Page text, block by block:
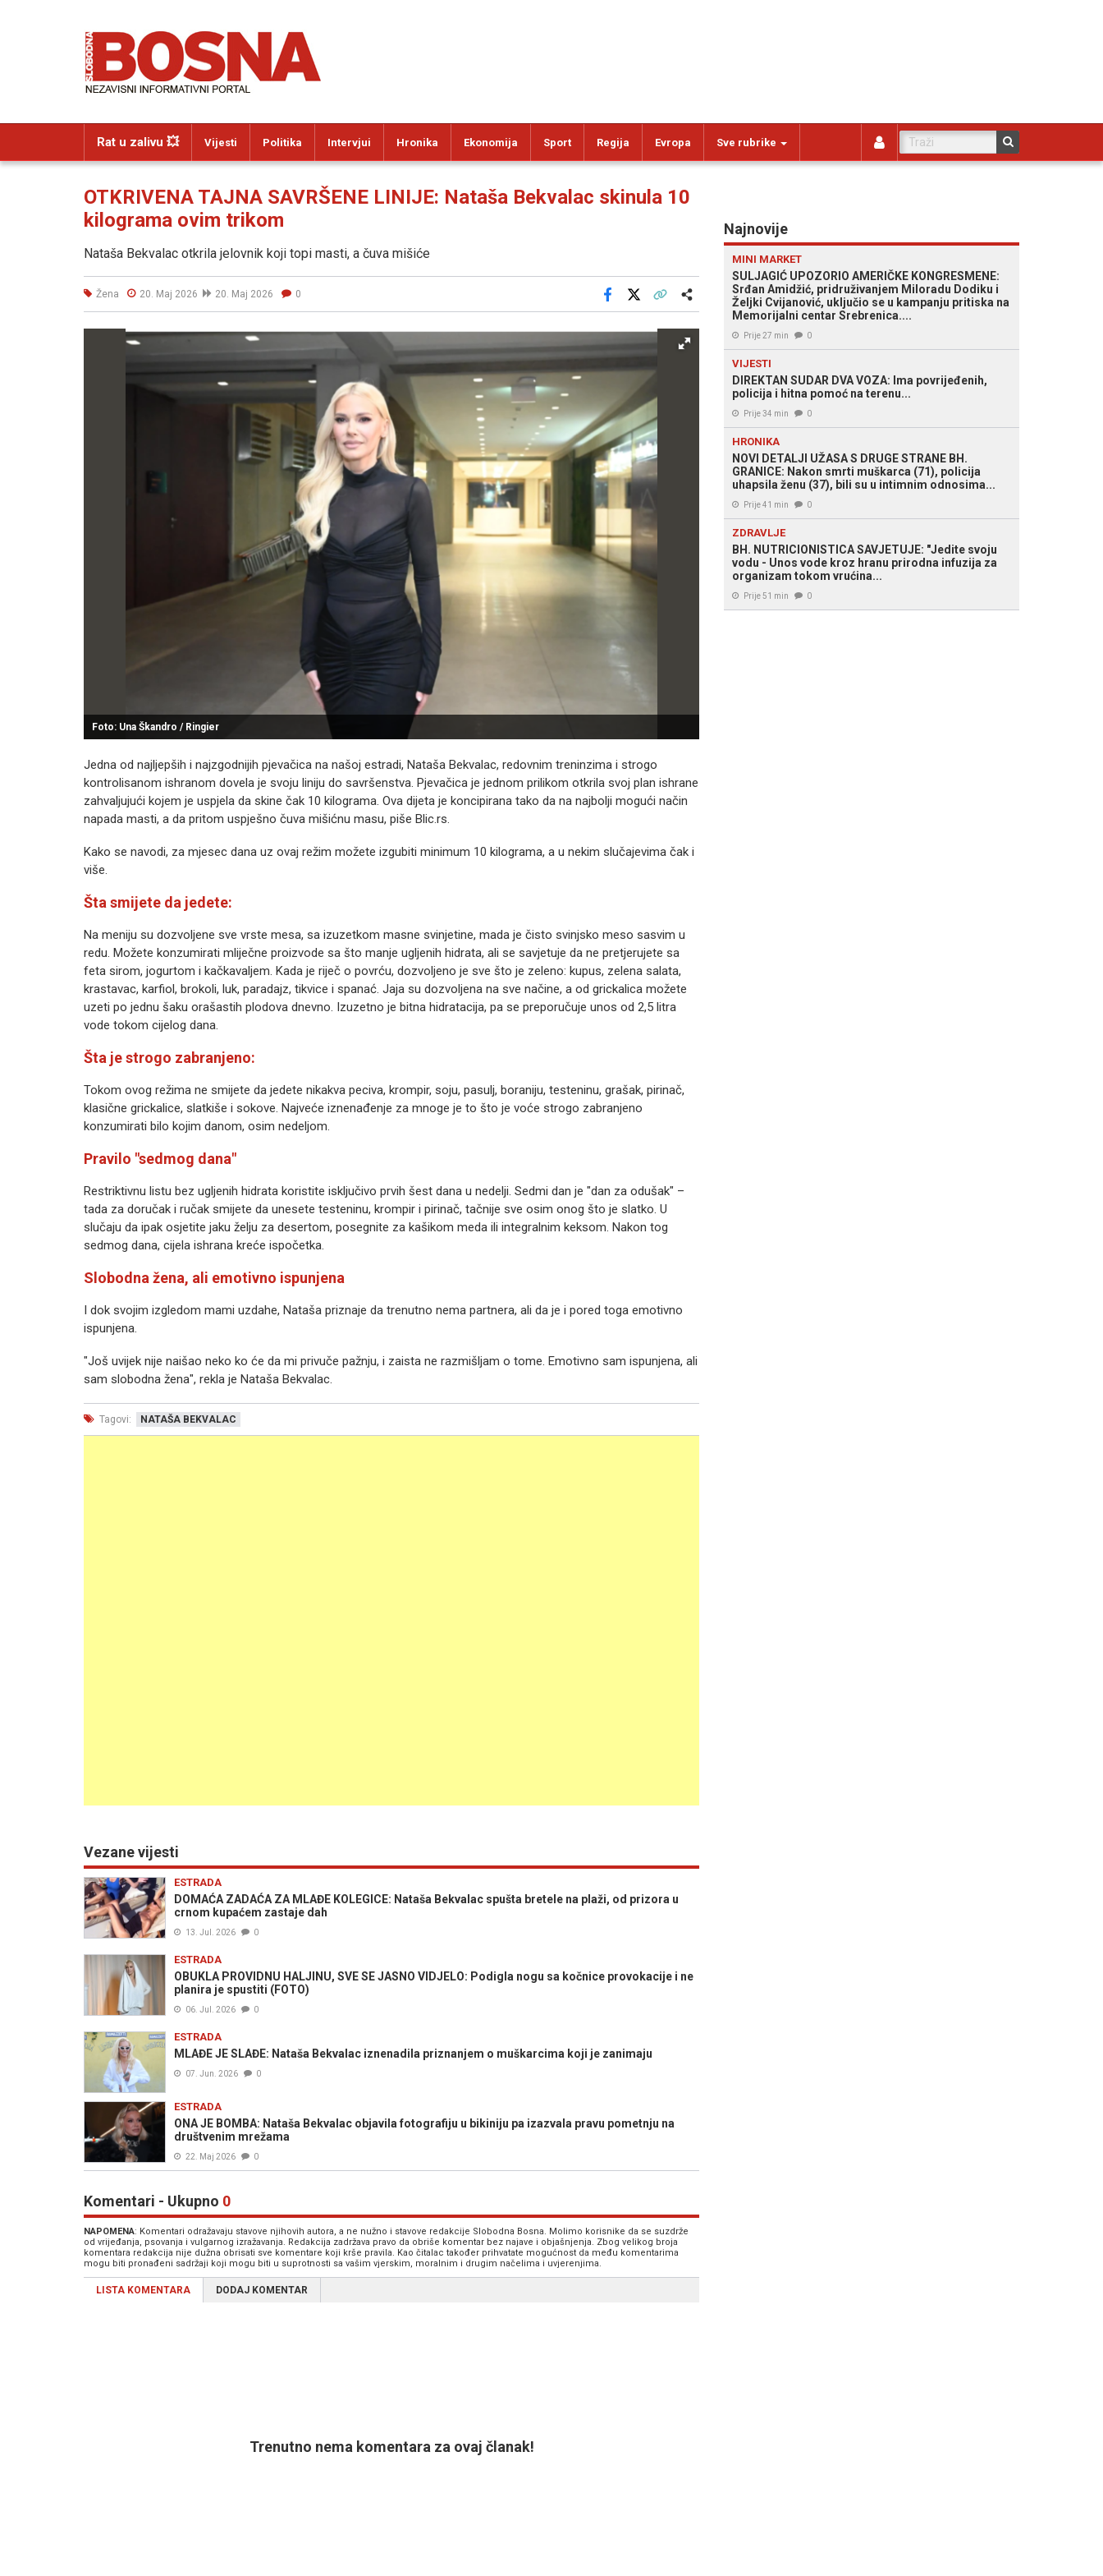
Rat u zalivu 💥 Vijesti Politika Intervjui Hronika Ekonomija Sport Regija Evropa Sve rubrike
OTKRIVENA TAJNA SAVRŠENE LINIJE: Nataša Bekvalac skinula 10
kilograma ovim trikom
Nataša Bekvalac otkrila jelovnik koji topi masti, a čuva mišiće
Žena 20. Maj 2026 20. Maj 2026 0
Facebook
Foto: Una Škandro / Ringier
Jedna od najljepših i najzgodnijih pjevačica na našoj estradi, Nataša Bekvalac, redovnim treninzima i strogo
kontrolisanom ishranom dovela je svoju liniju do savršenstva. Pjevačica je jednom prilikom otkrila svoj plan ishrane
zahvaljujući kojem je uspjela da skine čak 10 kilograma. Ova dijeta je koncipirana tako da na najbolji mogući način
napada masti, a da pritom uspješno čuva mišićnu masu, piše Blic.rs.
Kako se navodi, za mjesec dana uz ovaj režim možete izgubiti minimum 10 kilograma, a u nekim slučajevima čak i
više.
Šta smijete da jedete:
Na meniju su dozvoljene sve vrste mesa, sa izuzetkom masne svinjetine, mada je čisto svinjsko meso sasvim u
redu. Možete konzumirati mliječne proizvode sa što manje ugljenih hidrata, ali se savjetuje da ne pretjerujete sa
feta sirom, jogurtom i kačkavaljem. Kada je riječ o povrću, dozvoljeno je sve što je zeleno: kupus, zelena salata,
krastavac, karfiol, brokoli, luk, paradajz, tikvice i spanać. Jaja su dozvoljena na sve načine, a od grickalica možete
uzeti po jednu šaku orašastih plodova dnevno. Izuzetno je bitna hidratacija, pa se preporučuje unos od 2,5 litra
vode tokom cijelog dana.
Šta je strogo zabranjeno:
Tokom ovog režima ne smijete da jedete nikakva peciva, krompir, soju, pasulj, boraniju, testeninu, grašak, pirinač,
klasične grickalice, slatkiše i sokove. Najveće iznenađenje za mnoge je to što je voće strogo zabranjeno
konzumirati bilo kojim danom, osim nedeljom.
Pravilo "sedmog dana"
Restriktivnu listu bez ugljenih hidrata koristite isključivo prvih šest dana u nedelji. Sedmi dan je "dan za odušak" –
tada za doručak i ručak smijete da unesete testeninu, krompir i pirinač, tačnije sve osim onog što je slatko. U
slučaju da ipak osjetite jaku želju za desertom, posegnite za kašikom meda ili integralnim keksom. Nakon tog
sedmog dana, cijela ishrana kreće ispočetka.
Slobodna žena, ali emotivno ispunjena
I dok svojim izgledom mami uzdahe, Nataša priznaje da trenutno nema partnera, ali da je i pored toga emotivno
ispunjena.
"Još uvijek nije naišao neko ko će da mi privuče pažnju, i zaista ne razmišljam o tome. Emotivno sam ispunjena, ali
sam slobodna žena", rekla je Nataša Bekvalac.
Tagovi: NATAŠA BEKVALAC
Vezane vijesti
ESTRADA
DOMAĆA ZADAĆA ZA MLAĐE KOLEGICE: Nataša Bekvalac spušta bretele na plaži, od prizora u
crnom kupaćem zastaje dah
13. Jul. 2026 0
ESTRADA
OBUKLA PROVIDNU HALJINU, SVE SE JASNO VIDJELO: Podigla nogu sa kočnice provokacije i ne
planira je spustiti (FOTO)
06. Jul. 2026 0
ESTRADA
MLAĐE JE SLAĐE: Nataša Bekvalac iznenadila priznanjem o muškarcima koji je zanimaju
07. Jun. 2026 0
ESTRADA
ONA JE BOMBA: Nataša Bekvalac objavila fotografiju u bikiniju pa izazvala pravu pometnju na
društvenim mrežama
22. Maj 2026 0
Komentari - Ukupno 0
NAPOMENA: Komentari odražavaju stavove njihovih autora, a ne nužno i stavove redakcije Slobodna Bosna. Molimo korisnike da se suzdrže
od vrijeđanja, psovanja i vulgarnog izražavanja. Redakcija zadržava pravo da obriše komentar bez najave i objašnjenja. Zbog velikog broja
komentara redakcija nije dužna obrisati sve komentare koji krše pravila. Kao čitalac također prihvatate mogućnost da među komentarima
mogu biti pronađeni sadržaji koji mogu biti u suprotnosti sa vašim vjerskim, moralnim i drugim načelima i uvjerenjima.
LISTA KOMENTARA DODAJ KOMENTAR
Trenutno nema komentara za ovaj članak!
Najnovije
MINI MARKET
SULJAGIĆ UPOZORIO AMERIČKE KONGRESMENE:
Srđan Amidžić, pridruživanjem Miloradu Dodiku i
Željki Cvijanović, uključio se u kampanju pritiska na
Memorijalni centar Srebrenica....
Prije 27 min 0
VIJESTI
DIREKTAN SUDAR DVA VOZA: Ima povrijeđenih,
policija i hitna pomoć na terenu...
Prije 34 min 0
HRONIKA
NOVI DETALJI UŽASA S DRUGE STRANE BH.
GRANICE: Nakon smrti muškarca (71), policija
uhapsila ženu (37), bili su u intimnim odnosima...
Prije 41 min 0
ZDRAVLJE
BH. NUTRICIONISTICA SAVJETUJE: "Jedite svoju
vodu - Unos vode kroz hranu prirodna infuzija za
organizam tokom vrućina...
Prije 51 min 0